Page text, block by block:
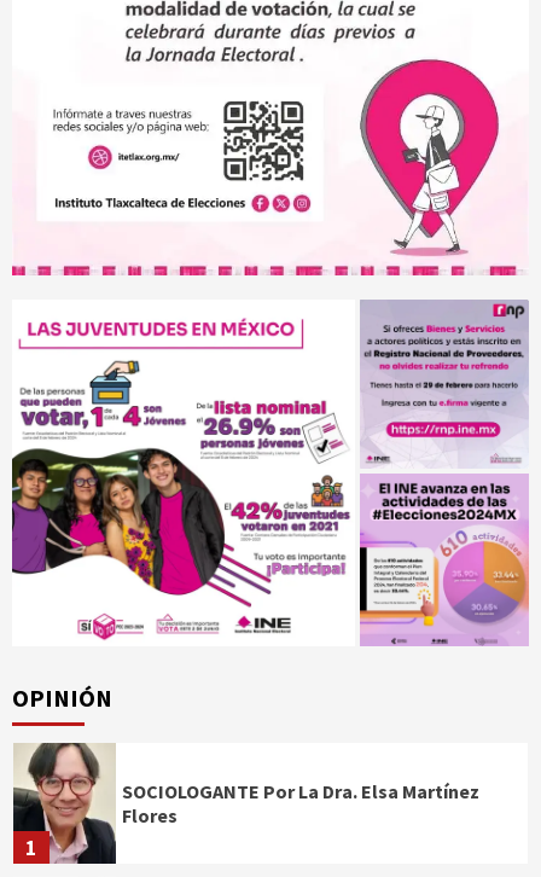
OPINIÓN
1
SOCIOLOGANTE Por La Dra. Elsa Martínez
Flores